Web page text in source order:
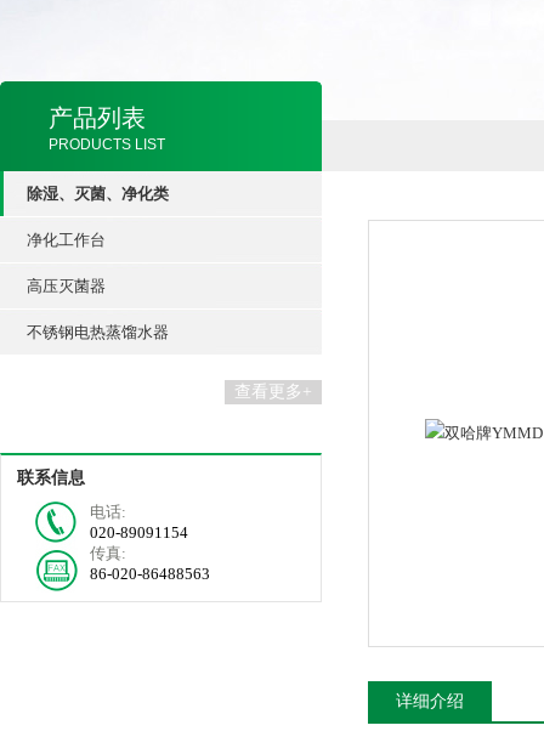
产品列表
PRODUCTS LIST
除湿、灭菌、净化类
净化工作台
高压灭菌器
不锈钢电热蒸馏水器
查看更多+
联系信息
电话:
020-89091154
传真:
86-020-86488563
详细介绍